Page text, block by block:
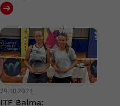
29.10.2024
ITF Balma: